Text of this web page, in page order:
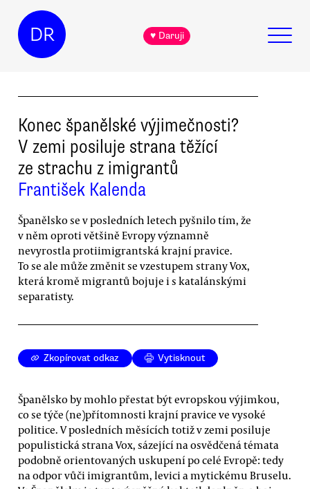
DR ♥ Daruji
Konec španělské výjimečnosti?
V zemi posiluje strana těžící
ze strachu z imigrantů
František Kalenda
Španělsko se v posledních letech pyšnilo tím, že
v něm oproti většině Evropy významně
nevyrostla protiimigrantská krajní pravice.
To se ale může změnit se vzestupem strany Vox,
která kromě migrantů bojuje i s katalánskými
separatisty.
Zkopírovat odkaz Vytisknout
Španělsko by mohlo přestat být evropskou výjimkou,
co se týče (ne)přítomnosti krajní pravice ve vysoké
politice. V posledních měsících totiž v zemi posiluje
populistická strana Vox, sázející na osvědčená témata
podobně orientovaných uskupení po celé Evropě: tedy
na odpor vůči imigrantům, levici a mytickému Bruselu.